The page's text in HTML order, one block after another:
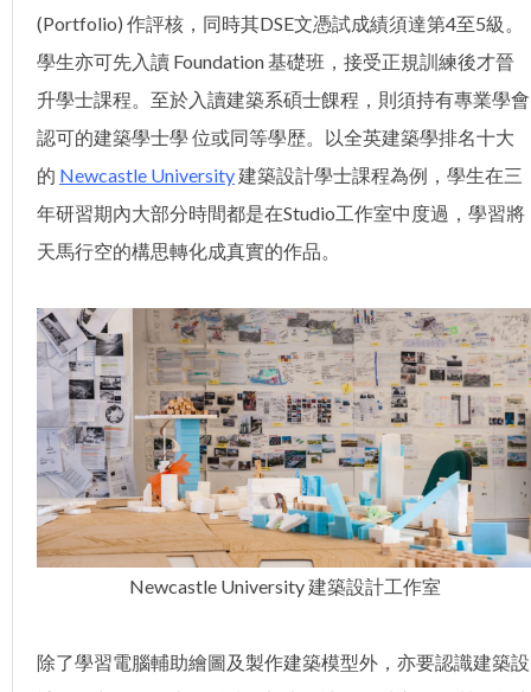
(Portfolio) 作評核，同時其DSE文憑試成績須達第4至5級。
學生亦可先入讀 Foundation 基礎班，接受正規訓練後才晉
升學士課程。至於入讀建築系碩士餜程，則須持有專業學會
認可的建築學士學 位或同等學歴。以全英建築學排名十大
的 Newcastle University建築設計學士課程為例，學生在三
年研習期內大部分時間都是在Studio工作室中度過，學習將
天馬行空的構思轉化成真實的作品。
Newcastle University 建築設計工作室
除了學習電腦輔助繪圖及製作建築模型外，亦要認識建築設